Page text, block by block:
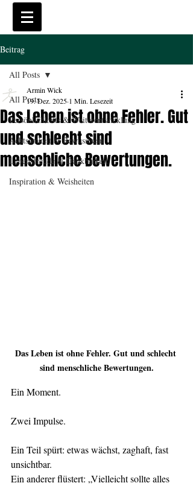
Beitrag
All Posts
Persönlichkeits & Weiterentwicklung
Achtsamkeit & Bewusstsein
Lebensfreude & Dankbarkeit
Inspiration & Weisheiten
All Posts
Das Leben ist ohne Fehler. Gut
und schlecht sind
menschliche Bewertungen.
Armin Wick
19. Dez. 2025 1 Min. Lesezeit
Das Leben ist ohne Fehler. Gut und schlecht
sind menschliche Bewertungen.
Ein Moment.
Zwei Impulse.
Ein Teil spürt: etwas wächst, zaghaft, fast
unsichtbar.
Ein anderer flüstert: „Vielleicht sollte alles